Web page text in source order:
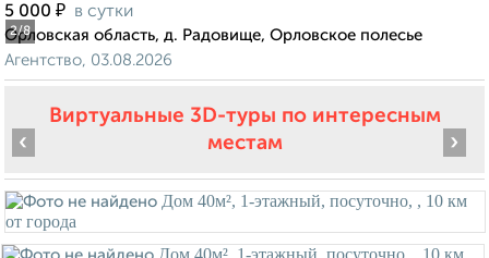
2/8
5 000 ₽ в сутки
Орловская область, д. Радовище, Орловское полесье
Агентство, 03.08.2026
Виртуальные 3D-туры по интересным
местам
‹ ›